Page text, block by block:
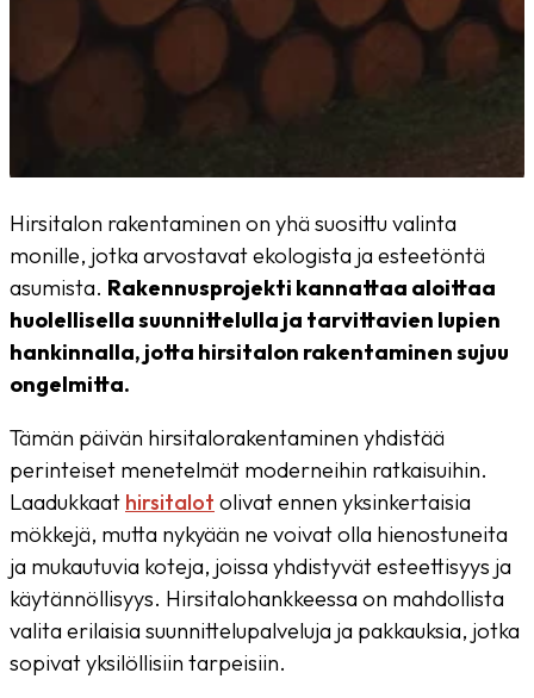
Hirsitalon rakentaminen on yhä suosittu valinta
monille, jotka arvostavat ekologista ja esteetöntä
asumista. Rakennusprojekti kannattaa aloittaa
huolellisella suunnittelulla ja tarvittavien lupien
hankinnalla, jotta hirsitalon rakentaminen sujuu
ongelmitta.
Tämän päivän hirsitalorakentaminen yhdistää
perinteiset menetelmät moderneihin ratkaisuihin.
Laadukkaat hirsitalot olivat ennen yksinkertaisia
mökkejä, mutta nykyään ne voivat olla hienostuneita
ja mukautuvia koteja, joissa yhdistyvät esteettisyys ja
käytännöllisyys. Hirsitalohankkeessa on mahdollista
valita erilaisia ​​suunnittelupalveluja ja pakkauksia, jotka
sopivat yksilöllisiin tarpeisiin.